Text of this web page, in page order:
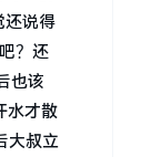
还说得
？还
也该
水才散
大叔立